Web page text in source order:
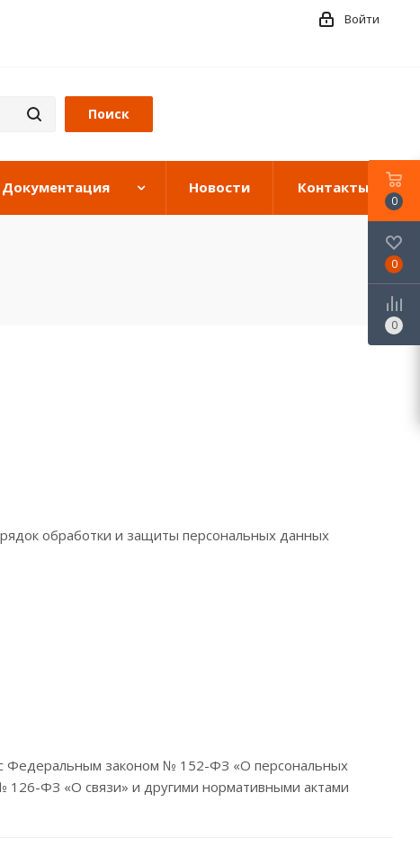
Войти
Документация Новости Контакты
обработки и защиты персональных данных
Федеральным законом № 152-ФЗ «О персональных
ФЗ «О связи» и другими нормативными актами
0
0
0